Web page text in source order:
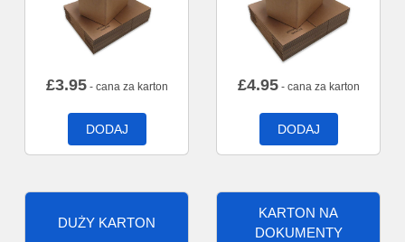
£3.95- cana za karton
DODAJ
£4.95- cana za karton
DODAJ
DUŻY KARTON
KARTON NA
DOKUMENTY